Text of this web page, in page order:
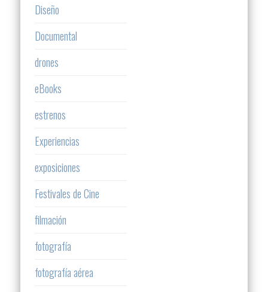
Diseño
Documental
drones
eBooks
estrenos
Experiencias
exposiciones
Festivales de Cine
filmación
fotografía
fotografía aérea